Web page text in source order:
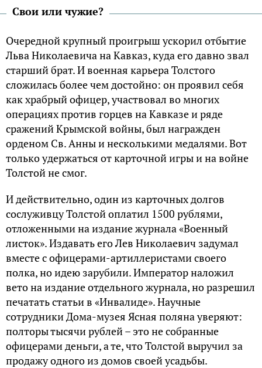
Свои или чужие?
Очередной крупный проигрыш ускорил отбытие
Льва Николаевича на Кавказ, куда его давно звал
старший брат. И военная карьера Толстого
сложилась более чем достойно: он проявил себя
как храбрый офицер, участвовал во многих
операциях против горцев на Кавказе и ряде
сражений Крымской войны, был награжден
орденом Св. Анны и несколькими медалями. Вот
только удержаться от карточной игры и на войне
Толстой не смог.
И действительно, один из карточных долгов
сослуживцу Толстой оплатил 1500 рублями,
отложенными на издание журнала «Военный
листок». Издавать его Лев Николаевич задумал
вместе с офицерами-артиллеристами своего
полка, но идею зарубили. Император наложил
вето на издание отдельного журнала, но разрешил
печатать статьи в «Инвалиде». Научные
сотрудники Дома-музея Ясная поляна уверяют:
полторы тысячи рублей – это не собранные
офицерами деньги, а те, что Толстой выручил за
продажу одного из домов своей усадьбы.